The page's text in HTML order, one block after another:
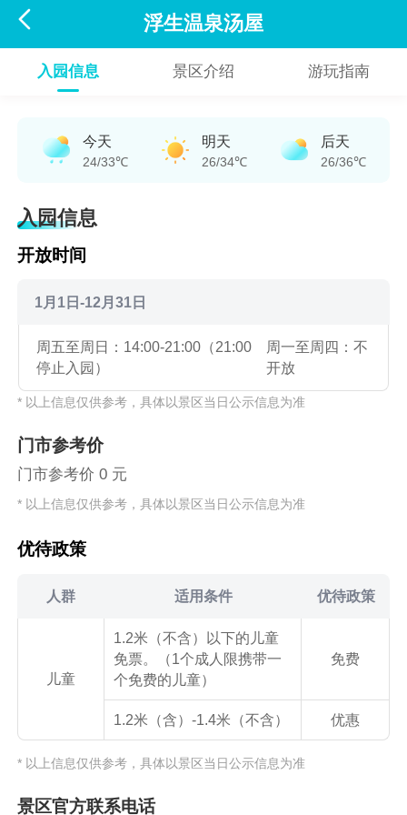
 浮生温泉汤屋
入园信息 景区介绍 游玩指南
今天
24/33℃
明天
26/34℃
后天
26/36℃
入园信息
开放时间
1月1日-12月31日
周五至周日：14:00-21:00（21:00
停止入园）
周一至周四：不
开放
* 以上信息仅供参考，具体以景区当日公示信息为准
门市参考价
门市参考价 0 元
* 以上信息仅供参考，具体以景区当日公示信息为准
优待政策
人群 适用条件 优待政策
儿童
1.2米（不含）以下的儿童
免票。（1个成人限携带一
个免费的儿童）
免费
1.2米（含）-1.4米（不含） 优惠
* 以上信息仅供参考，具体以景区当日公示信息为准
景区官方联系电话